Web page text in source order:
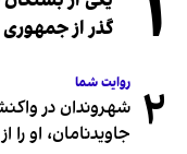
گذر از
۲ روایت شما
شهروندان در
جاویدنامان، او را